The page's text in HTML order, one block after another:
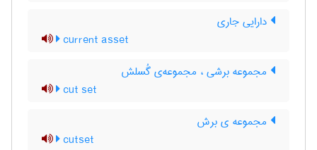
دارایی جاری
current asset
مجموعه برشی ، مجموعه‌ی گُسلش
cut set
مجموعه ی برش
cutset